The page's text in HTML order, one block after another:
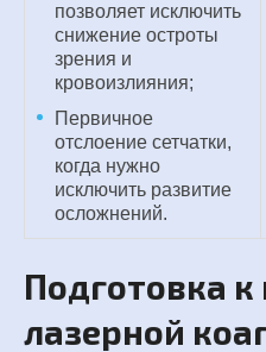
позволяет исключить
снижение остроты
зрения и
кровоизлияния;
Первичное
отслоение сетчатки,
когда нужно
исключить развитие
осложнений.
Подготовка
лазерной